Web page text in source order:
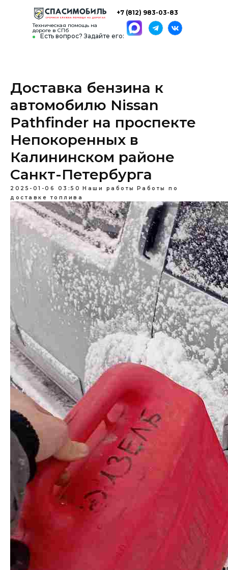
Есть вопрос? Задайте его:
+7 (812) 983-03-83
Техническая помощь на
дороге в СПб
Доставка бензина к
автомобилю Nissan
Pathfinder на проспекте
Непокоренных в
Калининском районе
Санкт-Петербурга
2025-01-06 03:50 Наши работы
Работы по
доставке топлива